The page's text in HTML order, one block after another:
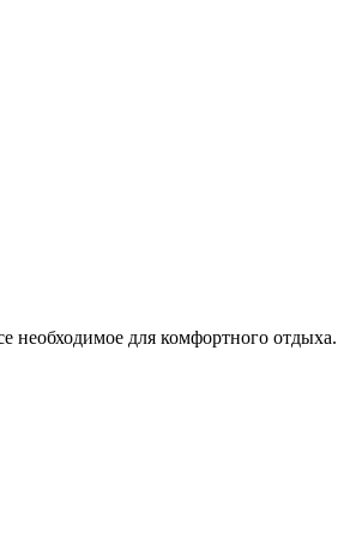
необходимое для комфортного отдыха.